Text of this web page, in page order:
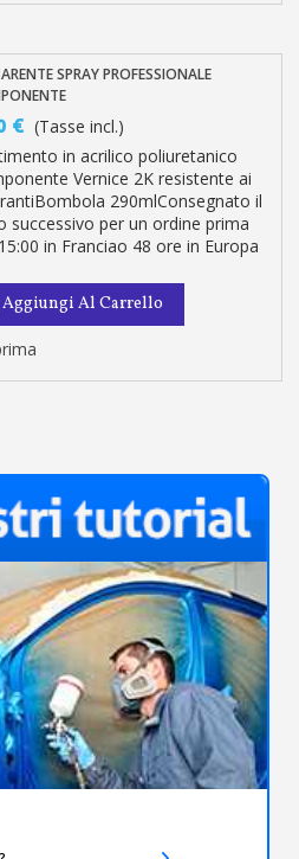
SPRAY PROFESSIONALE
€ (Tasse incl.)
in acrilico poliuretanico
Vernice 2K resistente ai
290mlConsegnato il
successivo per un ordine prima
in Franciao 48 ore in Europa
Aggiungi Al Carrello